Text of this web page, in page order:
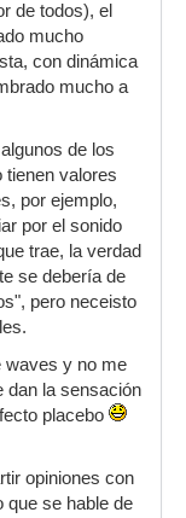
de todos), el
mucho
con dinámica
mucho a
de los
tienen valores
por ejemplo,
por el sonido
trae, la verdad
se debería de
pero neceisto
waves y no me
dan la sensación
placebo
opiniones con
que se hable de